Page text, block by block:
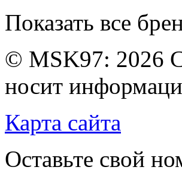
Показать все
© MSK97: 2026
носит
Карта сайта
Оставьте свой